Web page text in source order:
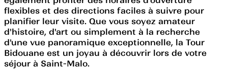
flexibles et des directions faciles à suivre pour
planifier leur visite. Que vous soyez amateur
d'histoire, d'art ou simplement à la recherche
d'une vue panoramique exceptionnelle, la Tour
Bidouane est un joyau à découvrir lors de votre
séjour à Saint-Malo.